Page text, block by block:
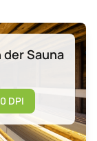
Sauna
DPI